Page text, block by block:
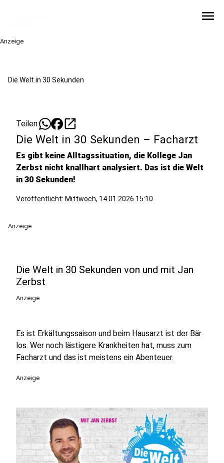
menu
Anzeige
Die Welt in 30 Sekunden
Teilen: open_in_new
Die Welt in 30 Sekunden – Facharzt
Es gibt keine Alltagssituation, die Kollege Jan
Zerbst nicht knallhart analysiert. Das ist die Welt
in 30 Sekunden!
Veröffentlicht: Mittwoch, 14.01.2026 15:10
Anzeige
Die Welt in 30 Sekunden von und mit Jan
Zerbst
Anzeige
Es ist Erkältungssaison und beim Hausarzt ist der Bär
los. Wer noch lästigere Krankheiten hat, muss zum
Facharzt und das ist meistens ein Abenteuer.
Anzeige